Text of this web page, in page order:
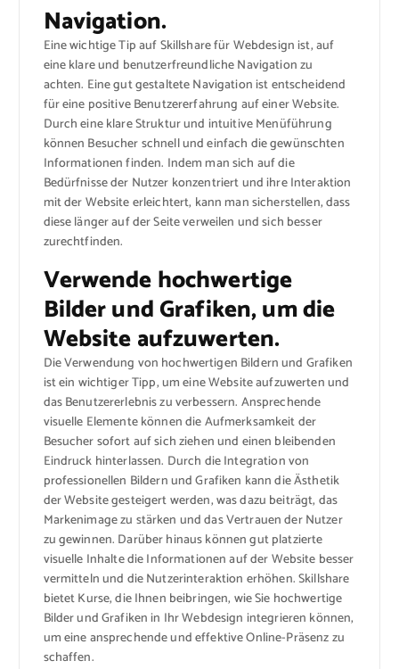
Navigation.
Eine wichtige Tip auf Skillshare für Webdesign ist, auf
eine klare und benutzerfreundliche Navigation zu
achten. Eine gut gestaltete Navigation ist entscheidend
für eine positive Benutzererfahrung auf einer Website.
Durch eine klare Struktur und intuitive Menüführung
können Besucher schnell und einfach die gewünschten
Informationen finden. Indem man sich auf die
Bedürfnisse der Nutzer konzentriert und ihre Interaktion
mit der Website erleichtert, kann man sicherstellen, dass
diese länger auf der Seite verweilen und sich besser
zurechtfinden.
Verwende hochwertige
Bilder und Grafiken, um die
Website aufzuwerten.
Die Verwendung von hochwertigen Bildern und Grafiken
ist ein wichtiger Tipp, um eine Website aufzuwerten und
das Benutzererlebnis zu verbessern. Ansprechende
visuelle Elemente können die Aufmerksamkeit der
Besucher sofort auf sich ziehen und einen bleibenden
Eindruck hinterlassen. Durch die Integration von
professionellen Bildern und Grafiken kann die Ästhetik
der Website gesteigert werden, was dazu beiträgt, das
Markenimage zu stärken und das Vertrauen der Nutzer
zu gewinnen. Darüber hinaus können gut platzierte
visuelle Inhalte die Informationen auf der Website besser
vermitteln und die Nutzerinteraktion erhöhen. Skillshare
bietet Kurse, die Ihnen beibringen, wie Sie hochwertige
Bilder und Grafiken in Ihr Webdesign integrieren können,
um eine ansprechende und effektive Online-Präsenz zu
schaffen.